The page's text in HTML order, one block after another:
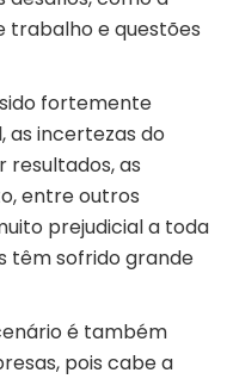
trabalho e questões
fortemente
as incertezas do
resultados, as
entre outros
prejudicial a toda
têm sofrido grande
é também
pois cabe a